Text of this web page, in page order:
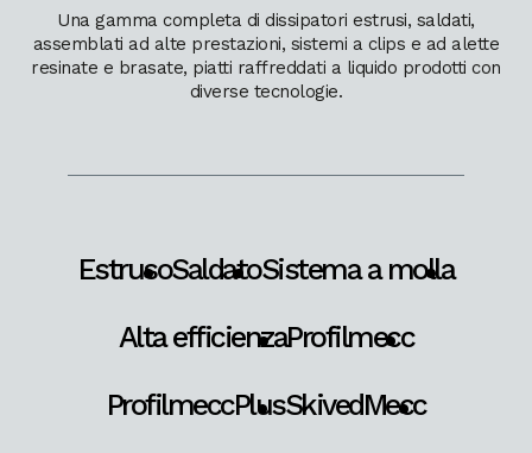
Una gamma completa di dissipatori estrusi, saldati,
assemblati ad alte prestazioni, sistemi a clips e ad alette
resinate e brasate, piatti raffreddati a liquido prodotti con
diverse tecnologie.
EstrusoSaldatoSistema a molla
Alta efficienzaProfilmecc
ProfilmeccPlusSkivedMecc